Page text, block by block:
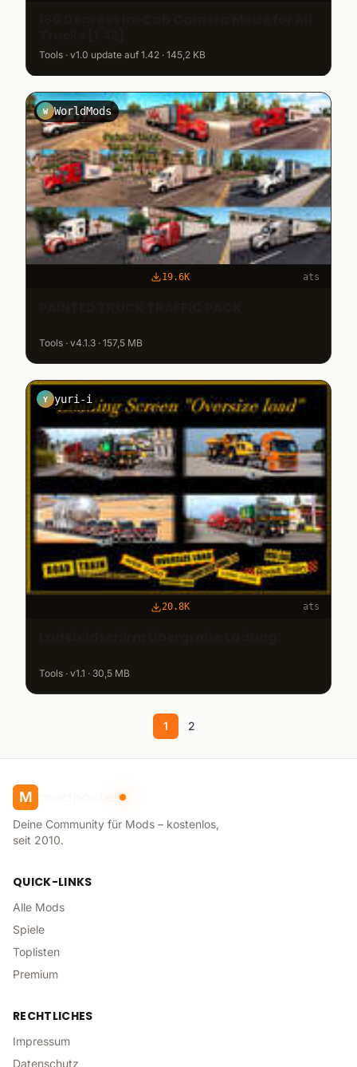
Tools · v1.0 update auf 1.42 · 145,2 KB
W WorldMods
19.6K ats
Tools · v4.1.3 · 157,5 MB
Y yuri-i
20.8K ats
Tools · v1.1 · 30,5 MB
1 2
M modhoster
Deine Community für Mods – kostenlos,
seit 2010.
QUICK-LINKS
Alle Mods
Spiele
Toplisten
Premium
RECHTLICHES
Impressum
Datenschutz